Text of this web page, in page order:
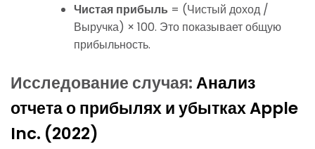
Чистая прибыль = (Чистый доход /
Выручка) × 100. Это показывает общую
прибыльность.
Исследование случая:Анализ
отчета о прибылях и убытках Apple
Inc. (2022)